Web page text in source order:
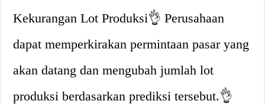
Kekurangan Lot Produksi👌 Perusahaan
dapat memperkirakan permintaan pasar yang
akan datang dan mengubah jumlah lot
produksi berdasarkan prediksi tersebut.👌